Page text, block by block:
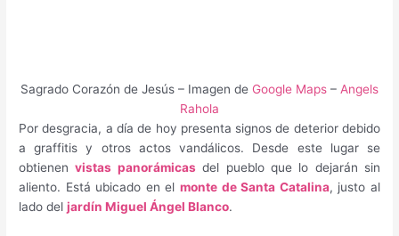
Sagrado Corazón de Jesús – Imagen de Google Maps – Angels
Rahola
Por desgracia, a día de hoy presenta signos de deterior debido
a graffitis y otros actos vandálicos. Desde este lugar se
obtienenvistas panorámicasdel pueblo que lo dejarán sin
aliento. Está ubicado en el monte de Santa Catalina, justo al
lado deljardín Miguel Ángel Blanco.